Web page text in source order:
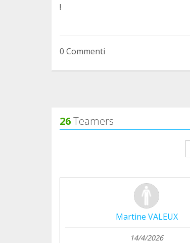
!
0 Commenti
26Teamers
Martine VALEUX
14/4/2026